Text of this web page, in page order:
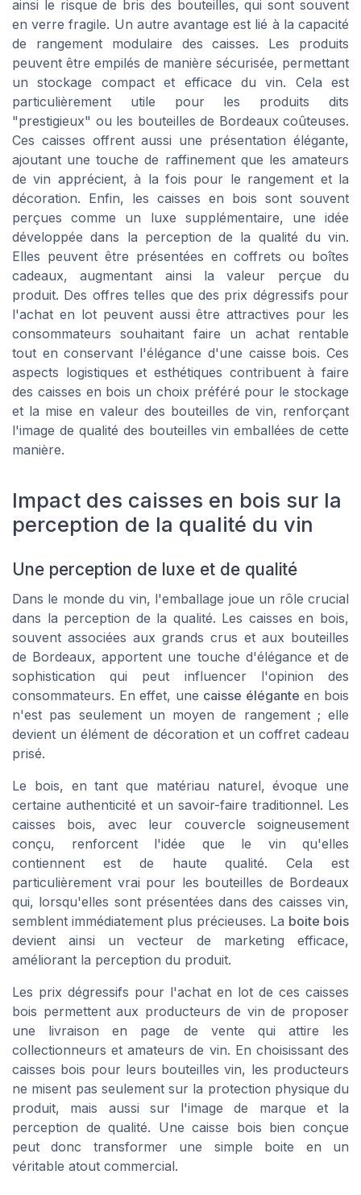
ainsi le risque de bris des bouteilles, qui sont souvent
en verre fragile. Un autre avantage est lié à la capacité
de rangement modulaire des caisses. Les produits
peuvent être empilés de manière sécurisée, permettant
un stockage compact et efficace du vin. Cela est
particulièrement utile pour les produits dits
"prestigieux" ou les bouteilles de Bordeaux coûteuses.
Ces caisses offrent aussi une présentation élégante,
ajoutant une touche de raffinement que les amateurs
de vin apprécient, à la fois pour le rangement et la
décoration. Enfin, les caisses en bois sont souvent
perçues comme un luxe supplémentaire, une idée
développée dans la perception de la qualité du vin.
Elles peuvent être présentées en coffrets ou boîtes
cadeaux, augmentant ainsi la valeur perçue du
produit. Des offres telles que des prix dégressifs pour
l'achat en lot peuvent aussi être attractives pour les
consommateurs souhaitant faire un achat rentable
tout en conservant l'élégance d'une caisse bois. Ces
aspects logistiques et esthétiques contribuent à faire
des caisses en bois un choix préféré pour le stockage
et la mise en valeur des bouteilles de vin, renforçant
l'image de qualité des bouteilles vin emballées de cette
manière.
Impact des caisses en bois sur la
perception de la qualité du vin
Une perception de luxe et de qualité
Dans le monde du vin, l'emballage joue un rôle crucial
dans la perception de la qualité. Les caisses en bois,
souvent associées aux grands crus et aux bouteilles
de Bordeaux, apportent une touche d'élégance et de
sophistication qui peut influencer l'opinion des
consommateurs. En effet, une caisse élégante en bois
n'est pas seulement un moyen de rangement; elle
devient un élément de décoration et uncoffret cadeau
prisé.
Le bois, en tant que matériau naturel, évoque une
certaine authenticité et un savoir-faire traditionnel. Les
caisses bois, avec leur couvercle soigneusement
conçu, renforcent l'idée que le vin qu'elles
contiennent est de haute qualité. Cela est
particulièrement vrai pour les bouteilles de Bordeaux
qui, lorsqu'elles sont présentées dans des caisses vin,
semblent immédiatement plus précieuses. La boite bois
devient ainsi un vecteur de marketing efficace,
améliorant la perception du produit.
Les prix dégressifs pour l'achat en lot de ces caisses
bois permettent aux producteurs de vin de proposer
une livraison en page de vente qui attire les
collectionneurs et amateurs de vin. En choisissant des
caisses bois pour leurs bouteilles vin, les producteurs
ne misent pas seulement sur la protection physique du
produit, mais aussi sur l'image de marque et la
perception de qualité. Unecaisse bois bien conçue
peut donc transformer une simple boite en un
véritable atout commercial.